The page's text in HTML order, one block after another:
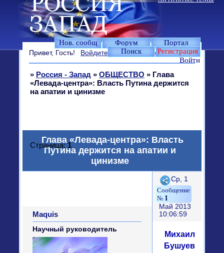
Нов. сообщ Форум
Портал
Поиск
Регистрация
Войти
Привет, Гость! Войдите илизарегистрируйтесь.
» Россия - Запад » ОБЩЕСТВО » Глава
«Левада-центра»: Власть Путина держится
на апатии и цинизме
Глава «Левада-центра»: Власть
Путина держится на апатии и
цинизме
Страница:1
Поделиться
1
Ср, 1
Май 2013
10:06:59
Maquis
Научный руководитель
Михаил
Бушуев